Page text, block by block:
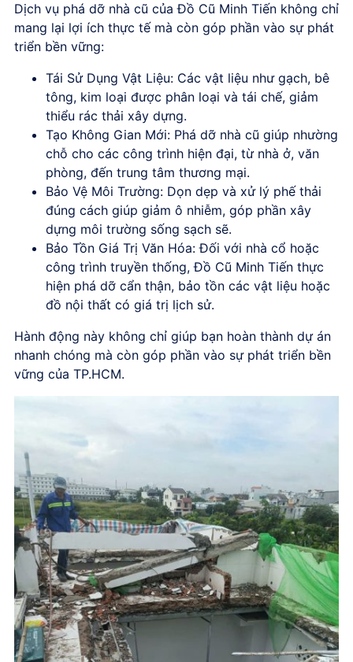
Dịch vụ phá dỡ nhà cũ củaĐồ Cũ Minh Tiến không chỉ
mang lại lợi ích thực tế mà còn góp phần vào sự phát
triển bền vững:
Tái Sử Dụng Vật Liệu: Các vật liệu như gạch, bê
tông, kim loại được phân loại và tái chế, giảm
thiểu rác thải xây dựng.
Tạo Không Gian Mới: Phá dỡ nhà cũ giúp nhường
chỗ cho các công trình hiện đại, từ nhà ở, văn
phòng, đến trung tâm thương mại.
Bảo Vệ Môi Trường: Dọn dẹp và xử lý phế thải
đúng cách giúp giảm ô nhiễm, góp phần xây
dựng môi trường sống sạch sẽ.
Bảo Tồn Giá Trị Văn Hóa: Đối với nhà cổ hoặc
công trình truyền thống,Đồ Cũ Minh Tiến thực
hiện phá dỡ cẩn thận, bảo tồn các vật liệu hoặc
đồ nội thất có giá trị lịch sử.
Hành động này không chỉ giúp bạn hoàn thành dự án
nhanh chóng mà còn góp phần vào sự phát triển bền
vững của TP.HCM.